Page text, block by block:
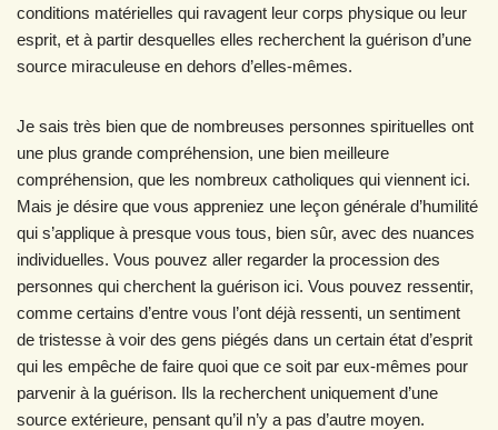
conditions matérielles qui ravagent leur corps physique ou leur
esprit, et à partir desquelles elles recherchent la guérison d’une
source miraculeuse en dehors d’elles-mêmes.
Je sais très bien que de nombreuses personnes spirituelles ont
une plus grande compréhension, une bien meilleure
compréhension, que les nombreux catholiques qui viennent ici.
Mais je désire que vous appreniez une leçon générale d’humilité
qui s’applique à presque vous tous, bien sûr, avec des nuances
individuelles. Vous pouvez aller regarder la procession des
personnes qui cherchent la guérison ici. Vous pouvez ressentir,
comme certains d’entre vous l’ont déjà ressenti, un sentiment
de tristesse à voir des gens piégés dans un certain état d’esprit
qui les empêche de faire quoi que ce soit par eux-mêmes pour
parvenir à la guérison. Ils la recherchent uniquement d’une
source extérieure, pensant qu’il n’y a pas d’autre moyen.